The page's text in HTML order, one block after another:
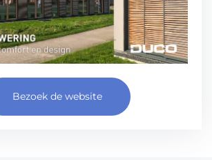
Bezoek de website